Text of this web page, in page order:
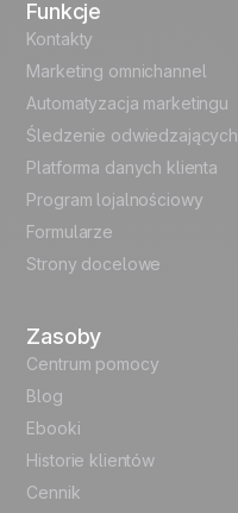
English
French
German
Italian
Español
Funkcje
Kontakty
Marketing omnichannel
Automatyzacja marketingu
Śledzenie odwiedzających
Platforma danych klienta
Program lojalnościowy
Formularze
Strony docelowe
Zasoby
Centrum pomocy
Blog
Ebooki
Historie klientów
Cennik